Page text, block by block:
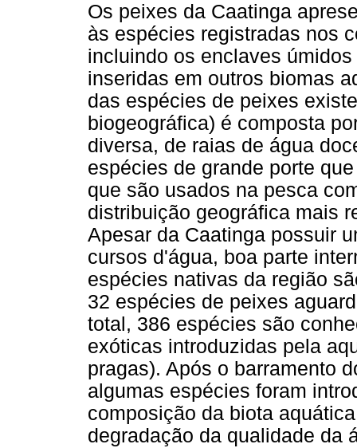
Os peixes da Caatinga
às espécies registradas nos
incluindo os enclaves
inseridas em outros biomas
das espécies de peixes
biogeográfica) é composta
diversa, de raias de água
espécies de grande porte
que são usados na pesca
distribuição geográfica mais
Apesar da Caatinga possuir
cursos d'água, boa parte
espécies nativas da região
32 espécies de peixes
total, 386 espécies são
exóticas introduzidas pela
pragas). Após o barramento
algumas espécies foram
composição da biota
degradação da qualidade da